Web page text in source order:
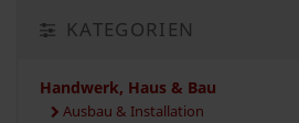
KATEGORIEN
Handwerk, Haus & Bau
Ausbau & Installation